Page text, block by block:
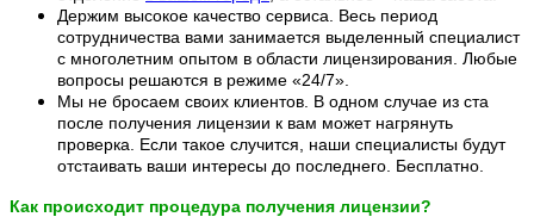
Держим высокое качество сервиса. Весь период
сотрудничества вами занимается выделенный специалист
с многолетним опытом в области лицензирования. Любые
вопросы решаются в режиме «24/7».
Мы не бросаем своих клиентов. В одном случае из ста
после получения лицензии к вам может нагрянуть
проверка. Если такое случится, наши специалисты будут
отстаивать ваши интересы до последнего. Бесплатно.
Как происходит процедура получения лицензии?